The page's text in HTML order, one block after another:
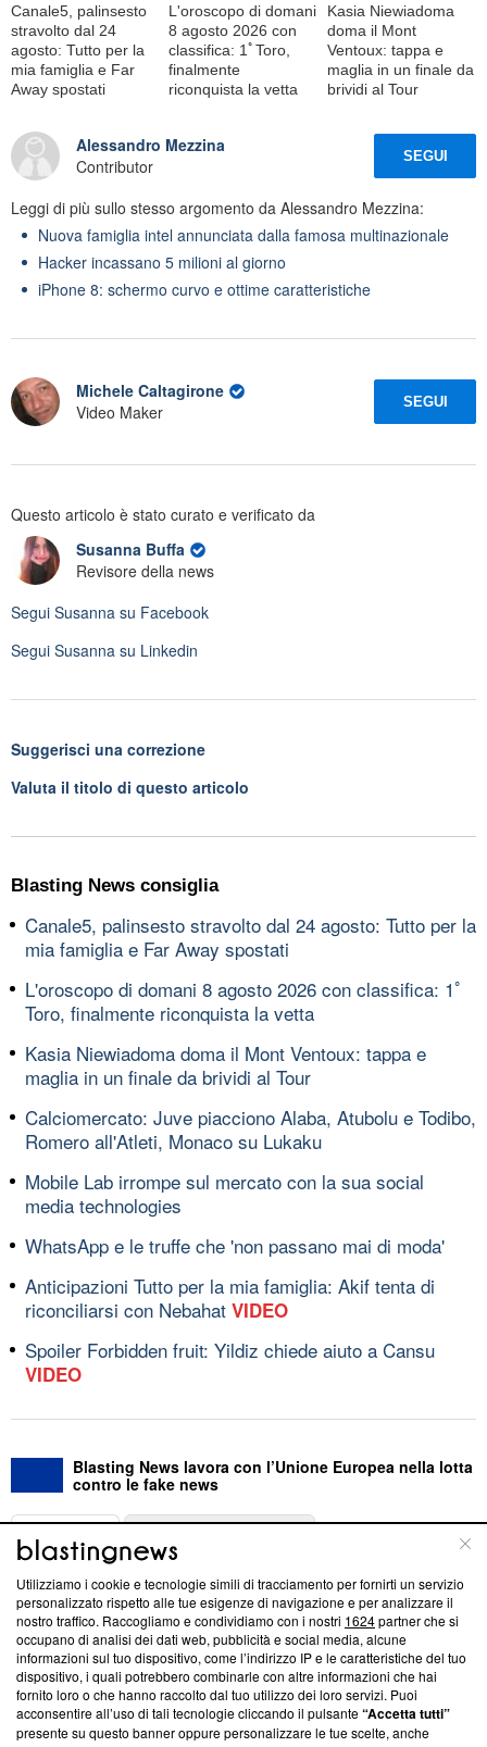
Canale5, palinsesto
stravolto dal 24
agosto: Tutto per la
mia famiglia e Far
Away spostati
L'oroscopo di domani
8 agosto 2026 con
classifica: 1ﾟToro,
finalmente
riconquista la vetta
Kasia Niewiadoma
doma il Mont
Ventoux: tappa e
maglia in un finale da
brividi al Tour
Alessandro Mezzina
Contributor
SEGUI
Leggi di più sullo stesso argomento da Alessandro Mezzina:
Nuova famiglia intel annunciata dalla famosa multinazionale
Hacker incassano 5 milioni al giorno
iPhone 8: schermo curvo e ottime caratteristiche
Michele Caltagirone
Video Maker
SEGUI
Questo articolo è stato curato e verificato da
Susanna Buffa
Revisore della news
Segui Susanna su Facebook
Segui Susanna su Linkedin
Suggerisci una correzione
Valuta il titolo di questo articolo
Blasting News consiglia
Canale5, palinsesto stravolto dal 24 agosto: Tutto per la
mia famiglia e Far Away spostati
L'oroscopo di domani 8 agosto 2026 con classifica: 1ﾟ
Toro, finalmente riconquista la vetta
Kasia Niewiadoma doma il Mont Ventoux: tappa e
maglia in un finale da brividi al Tour
Calciomercato: Juve piacciono Alaba, Atubolu e Todibo,
Romero all'Atleti, Monaco su Lukaku
Mobile Lab irrompe sul mercato con la sua social
media technologies
WhatsApp e le truffe che 'non passano mai di moda'
Anticipazioni Tutto per la mia famiglia: Akif tenta di
riconciliarsi con Nebahat VIDEO
Spoiler Forbidden fruit: Yildiz chiede aiuto a Cansu
VIDEO
Blasting News lavora con l’Unione Europea nella lotta
contro le fake news
ABOUT
Questa sezione offre informazioni trasparenti su Blasting
News, sui nostri processi editoriali e su come ci impegniamo a
creare news di qualità. Inoltre, afferma la nostra aderenza a
‘Trust Project - News with Integrity’Blasting News non è
ancora membro del programma, ma ha richiesto di farne
parte; Trust Project non ha ancora effettuato una verifica di
conformità agli standard.
Utilizziamo i cookie e tecnologie simili di tracciamento per fornirti un servizio
personalizzato rispetto alle tue esigenze di navigazione e per analizzare il
nostro traffico. Raccogliamo e condividiamo con i nostri 1624partner che si
occupano di analisi dei dati web, pubblicità e social media, alcune
informazioni sul tuo dispositivo, come l’indirizzo IP e le caratteristiche del tuo
dispositivo, i quali potrebbero combinarle con altre informazioni che hai
fornito loro o che hanno raccolto dal tuo utilizzo dei loro servizi. Puoi
acconsentire all’uso di tali tecnologie cliccando il pulsante“Accetta tutti”
presente su questo banner oppure personalizzare le tue scelte, anche